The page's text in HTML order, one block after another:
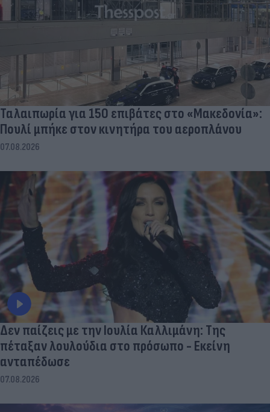
Ταλαιπωρία για 150 επιβάτες στο «Μακεδονία»:
Πουλί μπήκε στον κινητήρα του αεροπλάνου
07.08.2026
Δεν παίζεις με την Ιουλία Καλλιμάνη: Της
πέταξαν λουλούδια στο πρόσωπο - Εκείνη
ανταπέδωσε
07.08.2026